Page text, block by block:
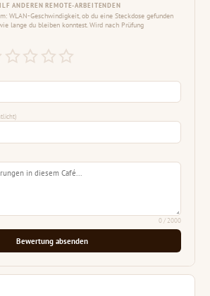
ANDEREN REMOTE-ARBEITENDEN
WLAN-Geschwindigkeit, ob du eine Steckdose gefunden
lange du bleiben konntest. Wird nach Prüfung
0/ 2000
Bewertung absenden